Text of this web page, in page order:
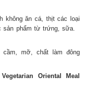
không ăn cá, thịt các loại
sản phẩm từ trứng, sữa.
mỡ, chất làm đông
Oriental Meal